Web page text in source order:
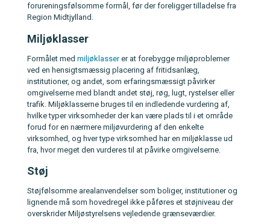
forureningsfølsomme formål, før der foreligger tilladelse fra
Region Midtjylland.
Miljøklasser
Formålet med miljøklasserer at forebygge miljøproblemer
ved en hensigtsmæssig placering af fritidsanlæg,
institutioner, og andet, som erfaringsmæssigt påvirker
omgivelserne med blandt andet støj, røg, lugt, rystelser eller
trafik. Miljøklasserne bruges til en indledende vurdering af,
hvilke typer virksomheder der kan være plads til i et område
forud for en nærmere miljøvurdering af den enkelte
virksomhed, og hver type virksomhed har en miljøklasse ud
fra, hvor meget den vurderes til at påvirke omgivelserne.
Støj
Støjfølsomme arealanvendelser som boliger, institutioner og
lignende må som hovedregel ikke påføres et støjniveau der
overskrider Miljøstyrelsens vejledende grænseværdier.